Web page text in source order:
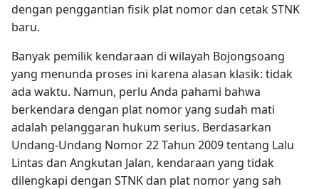
dengan penggantian fisik plat nomor dan cetak STNK
baru.
Banyak pemilik kendaraan di wilayah Bojongsoang
yang menunda proses ini karena alasan klasik: tidak
ada waktu. Namun, perlu Anda pahami bahwa
berkendara dengan plat nomor yang sudah mati
adalah pelanggaran hukum serius. Berdasarkan
Undang-Undang Nomor 22 Tahun 2009 tentang Lalu
Lintas dan Angkutan Jalan, kendaraan yang tidak
dilengkapi dengan STNK dan plat nomor yang sah